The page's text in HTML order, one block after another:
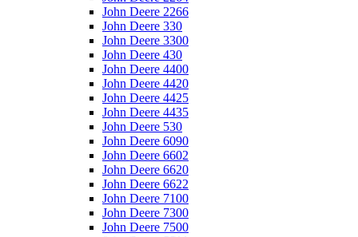
John Deere 2266
John Deere 330
John Deere 3300
John Deere 430
John Deere 4400
John Deere 4420
John Deere 4425
John Deere 4435
John Deere 530
John Deere 6090
John Deere 6602
John Deere 6620
John Deere 6622
John Deere 7100
John Deere 7300
John Deere 7500